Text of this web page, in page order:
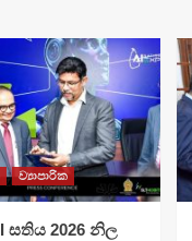
ව්‍යාපාරික
සතිය 2026 නිල